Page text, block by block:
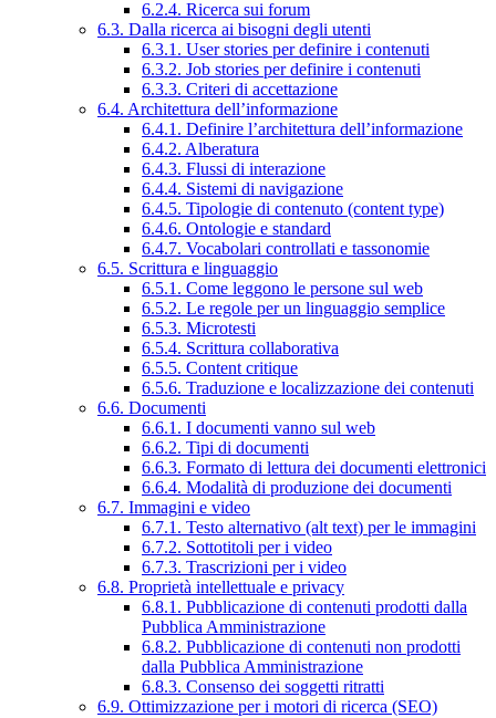
6.2.4. Ricerca sui forum
6.3. Dalla ricerca ai bisogni degli utenti
6.3.1. User stories per definire i contenuti
6.3.2. Job stories per definire i contenuti
6.3.3. Criteri di accettazione
6.4. Architettura dell’informazione
6.4.1. Definire l’architettura dell’informazione
6.4.2. Alberatura
6.4.3. Flussi di interazione
6.4.4. Sistemi di navigazione
6.4.5. Tipologie di contenuto (content type)
6.4.6. Ontologie e standard
6.4.7. Vocabolari controllati e tassonomie
6.5. Scrittura e linguaggio
6.5.1. Come leggono le persone sul web
6.5.2. Le regole per un linguaggio semplice
6.5.3. Microtesti
6.5.4. Scrittura collaborativa
6.5.5. Content critique
6.5.6. Traduzione e localizzazione dei contenuti
6.6. Documenti
6.6.1. I documenti vanno sul web
6.6.2. Tipi di documenti
6.6.3. Formato di lettura dei documenti elettronici
6.6.4. Modalità di produzione dei documenti
6.7. Immagini e video
6.7.1. Testo alternativo (alt text) per le immagini
6.7.2. Sottotitoli per i video
6.7.3. Trascrizioni per i video
6.8. Proprietà intellettuale e privacy
6.8.1. Pubblicazione di contenuti prodotti dalla
Pubblica Amministrazione
6.8.2. Pubblicazione di contenuti non prodotti
dalla Pubblica Amministrazione
6.8.3. Consenso dei soggetti ritratti
6.9. Ottimizzazione per i motori di ricerca (SEO)